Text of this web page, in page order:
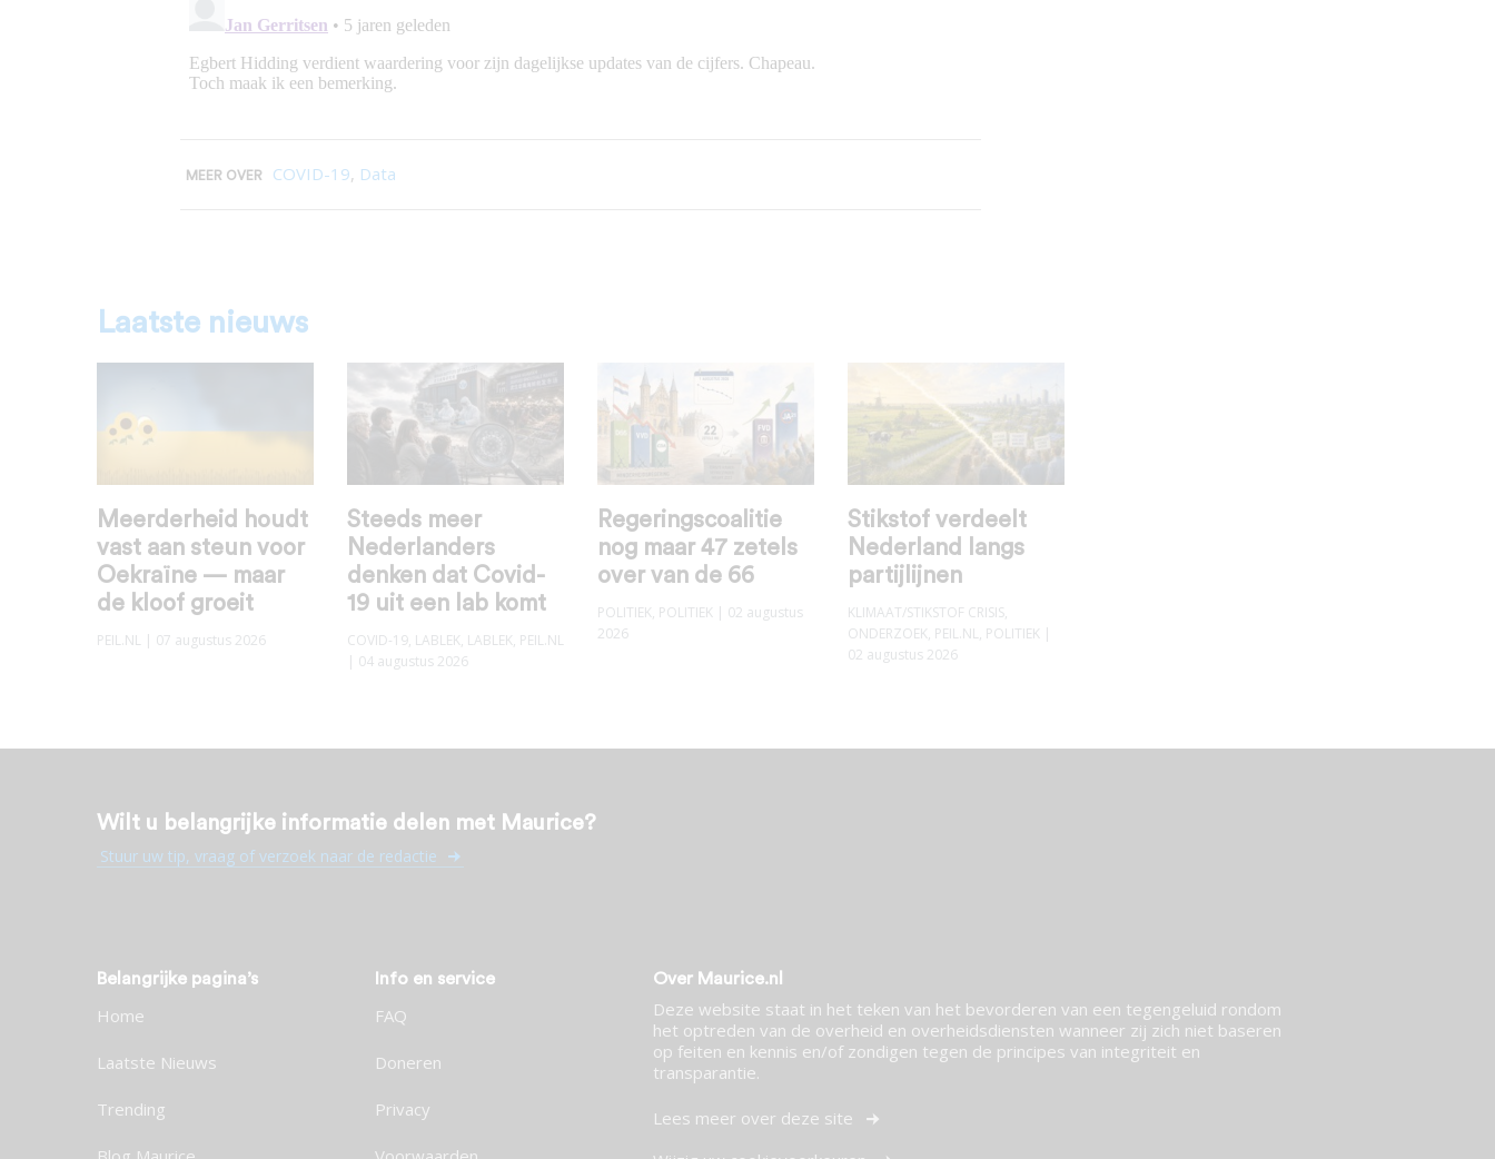
MEER OVER COVID-19, Data
Laatste nieuws
Meerderheid houdt
vast aan steun voor
Oekraïne — maar
de kloof groeit
PEIL.NL | 07 augustus 2026
Steeds meer
Nederlanders
denken dat Covid-
19 uit een lab komt
COVID-19, LABLEK, LABLEK, PEIL.NL
| 04 augustus 2026
Regeringscoalitie
nog maar 47 zetels
over van de 66
POLITIEK, POLITIEK | 02 augustus
2026
Stikstof verdeelt
Nederland langs
partijlijnen
KLIMAAT/STIKSTOF CRISIS,
ONDERZOEK, PEIL.NL, POLITIEK |
02 augustus 2026
Wilt u belangrijke informatie delen met Maurice?
Stuur uw tip, vraag of verzoek naar de redactie
Belangrijke pagina’s
Home
Laatste Nieuws
Trending
Info en service
FAQ
Doneren
Privacy
Over Maurice.nl
Deze website staat in het teken van het bevorderen van een tegengeluid rondom
het optreden van de overheid en overheidsdiensten wanneer zij zich niet baseren
op feiten en kennis en/of zondigen tegen de principes van integriteit en
transparantie.
Lees meer over deze site